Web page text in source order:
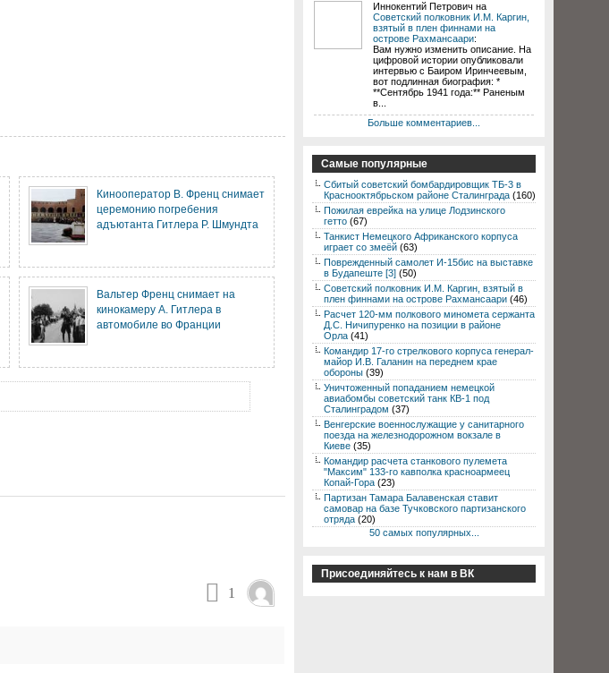
Кинооператор В. Френц снимает
церемонию погребения
адъютанта Гитлера Р. Шмундта
Вальтер Френц снимает на
кинокамеру А. Гитлера в
автомобиле во Франции
1
Иннокентий Петрович на
Советский полковник И.М. Каргин,
взятый в плен финнами на
острове Рахмансаари:
Вам нужно изменить описание. На
цифровой истории опубликовали
интервью с Баиром Иринчеевым,
вот подлинная биография: *
**Сентябрь 1941 года:** Раненым
в...
Больше комментариев...
Самые популярные
Сбитый советский бомбардировщик ТБ-3 в
Краснооктябрьском районе Сталинграда (160)
Пожилая еврейка на улице Лодзинского
гетто (67)
Танкист Немецкого Африканского корпуса
играет со змеёй (63)
Поврежденный самолет И-15бис на выставке
в Будапеште [3] (50)
Советский полковник И.М. Каргин, взятый в
плен финнами на острове Рахмансаари (46)
Расчет 120-мм полкового миномета сержанта
Д.С. Ничипуренко на позиции в районе
Орла (41)
Командир 17-го стрелкового корпуса генерал-
майор И.В. Галанин на переднем крае
обороны (39)
Уничтоженный попаданием немецкой
авиабомбы советский танк КВ-1 под
Сталинградом (37)
Венгерские военнослужащие у санитарного
поезда на железнодорожном вокзале в
Киеве (35)
Командир расчета станкового пулемета
"Максим" 133-го кавполка красноармеец
Копай-Гора (23)
Партизан Тамара Балавенская ставит
самовар на базе Тучковского партизанского
отряда (20)
50 самых популярных...
Присоединяйтесь к нам в ВК